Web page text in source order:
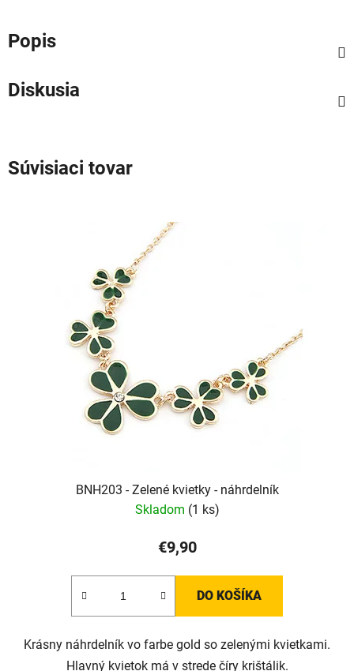
Popis
Diskusia
Súvisiaci tovar
BNH203 - Zelené kvietky - náhrdelník
Skladom (1 ks)
€9,90
DO KOŠÍKA
Krásny náhrdelník vo farbe gold so zelenými kvietkami.
Hlavný kvietok má v strede číry krištálik.